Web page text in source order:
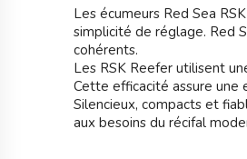
Les écumeurs Red Sea
simplicité de réglage. Red
cohérents.
Les RSK Reefer utilisent
Cette efficacité assure une
Silencieux, compacts et
aux besoins du récifal